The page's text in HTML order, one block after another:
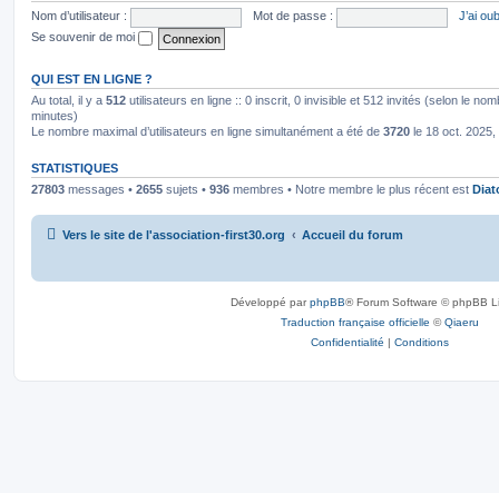
Nom d’utilisateur :
Mot de passe :
J’ai
Se souvenir de moi
QUI EST EN LIGNE ?
Au total, il y a 512 utilisateurs en ligne :: 0 inscrit, 0 invisible et 512 invités (selon le
minutes)
Le nombre maximal d’utilisateurs en ligne simultanément a été de 3720 le 18 oct. 2025,
STATISTIQUES
27803 messages • 2655 sujets • 936 membres • Notre membre le plus récent est
Vers le site de l'association-first30.org Accueil du forum
Développé parphpBB® Forum Software © phpBB
Traduction française officielle ©Qiaeru
Confidentialité | Conditions